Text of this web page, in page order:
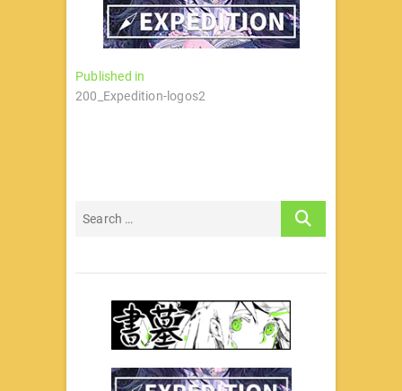
文
章
Published in
200_Expedition-logos2